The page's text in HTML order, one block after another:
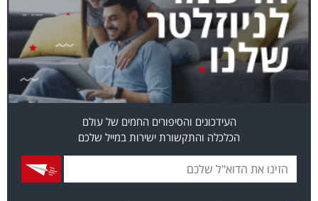
העידכונים והסיפורים החמים של עולם
הכלכלה והתקשורת ישירות במייל שלכם